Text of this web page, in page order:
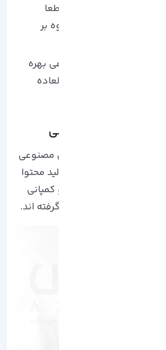
مقاله فعالیت دارند قطعا
که سبک قلم باید علاوه بر
جذاب نیز باشد.
از ابزارهای هوش مصنوعی بهره
شما قطعا جذاب و خارق العاده
از هوش مصنوعی
های نوشتاری که با هوش مصنوعی
مفید و کاربردی برای تولید محتوا
بعضی از شرکت ها و کمپانی
ابزار های خود به کار گرفته اند.